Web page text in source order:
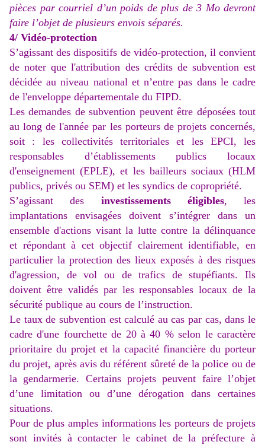
pièces par courriel d’un poids de plus de 3 Mo devront
faire l’objet de plusieurs envois séparés.
4/ Vidéo-protection
S’agissant des dispositifs de vidéo-protection, il convient
de noter que l'attribution des crédits de subvention est
décidée au niveau national et n’entre pas dans le cadre
de l'enveloppe départementale du FIPD.
Les demandes de subvention peuvent être déposées tout
au long de l'année par les porteurs de projets concernés,
soit : les collectivités territoriales et les EPCI, les
responsables d’établissements publics locaux
d'enseignement (EPLE), et les bailleurs sociaux (HLM
publics, privés ou SEM) et les syndics de copropriété.
S’agissant des investissements éligibles, les
implantations envisagées doivent s’intégrer dans un
ensemble d'actions visant la lutte contre la délinquance
et répondant à cet objectif clairement identifiable, en
particulier la protection des lieux exposés à des risques
d'agression, de vol ou de trafics de stupéfiants. Ils
doivent être validés par les responsables locaux de la
sécurité publique au cours de l’instruction.
Le taux de subvention est calculé au cas par cas, dans le
cadre d'une fourchette de 20 à 40 % selon le caractère
prioritaire du projet et la capacité financière du porteur
du projet, après avis du référent sûreté de la police ou de
la gendarmerie. Certains projets peuvent faire l’objet
d’une limitation ou d’une dérogation dans certaines
situations.
Pour de plus amples informations les porteurs de projets
sont invités à contacter le cabinet de la préfecture à